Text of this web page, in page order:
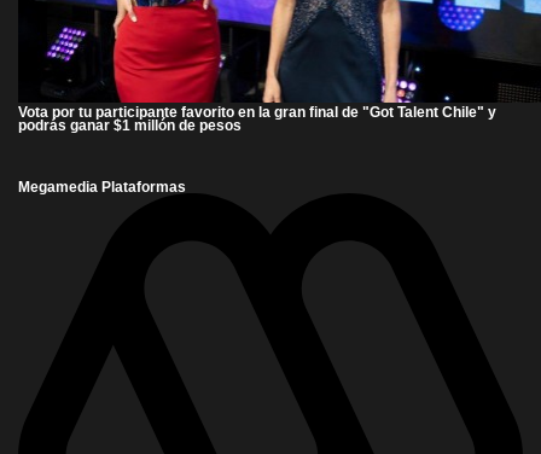
Vota por tu participante favorito en la gran final de "Got Talent Chile" y
podrás ganar $1 millón de pesos
Megamedia Plataformas